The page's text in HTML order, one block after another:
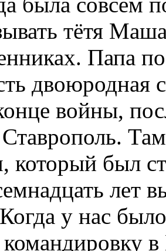
тётя
Папа
двоюродная
войны,
который был
лет
у нас
командировку